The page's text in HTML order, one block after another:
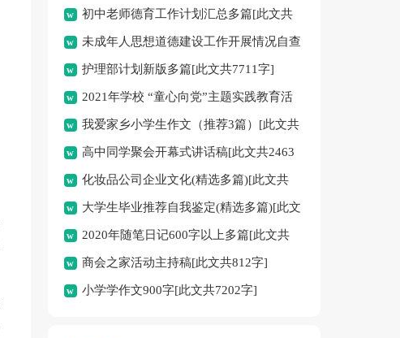
初中老师德育工作计划汇总多篇[此文共
11627字]
未成年人思想道德建设工作开展情况自查
报告[此文共12435字]
护理部计划新版多篇[此文共7711字]
2021年学校 “童心向党”主题实践教育活
动方案[此文共1080字]
我爱家乡小学生作文（推荐3篇）[此文共
1167字]高中同学聚会开幕式讲话稿[此文共2463
字] 化妆品公司企业文化(精选多篇)[此文共
6398字]
大学生毕业推荐自我鉴定(精选多篇)[此文
共5048字]
2020年随笔日记600字以上多篇[此文共
2977字]
商会之家活动主持稿[此文共812字]
小学学作文900字[此文共7202字]